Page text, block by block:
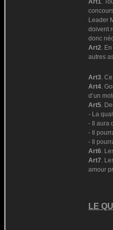
Art1.
Leader
doivent
donc
Art2.
autres
Art3.
Art4.
d’un
Art5.
- La
- Il aura
- Il
- Il
Art6.
Art7.
amour
LE